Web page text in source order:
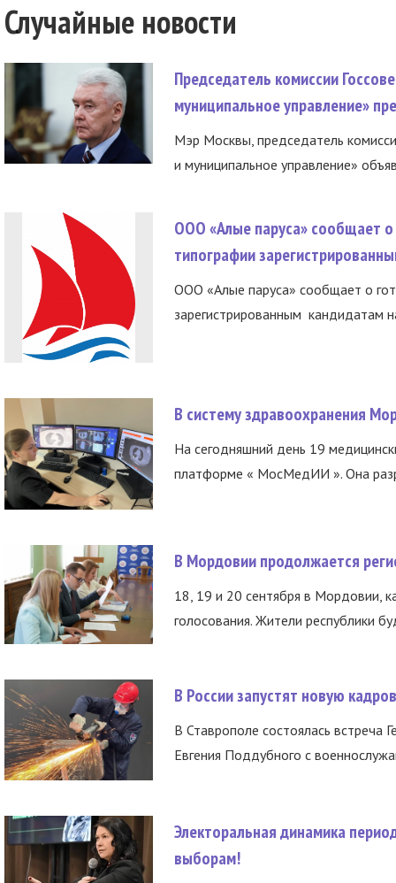
Случайные новости
Председатель комиссии
муниципальное управление»
Мэр Москвы, председатель
и муниципальное управление»
ООО «Алые паруса» сообщает о
типографии
ООО «Алые паруса» сообщает о
зарегистрированным кандидатам
В систему здравоохранения
На сегодняшний день 19
платформе « МосМедИИ ». Она
В Мордовии продолжается
18, 19 и 20 сентября в Мордовии,
голосования. Жители республики
В России запустят новую
В Ставрополе состоялась встреча
Евгения Поддубного с
Электоральная динамика
выборам!